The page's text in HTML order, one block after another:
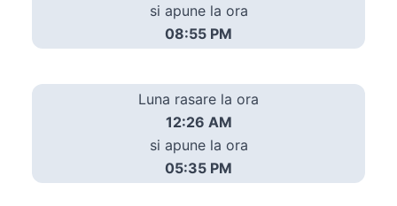
si apune la ora
08:55 PM
Luna rasare la ora
12:26 AM
si apune la ora
05:35 PM